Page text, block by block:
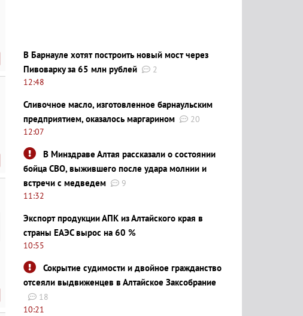
В Барнауле хотят построить новый мост через
Пивоварку за 65 млн рублей
2
12:48
Сливочное масло, изготовленное барнаульским
предприятием, оказалось маргарином
20
12:07
В Минздраве Алтая рассказали о состоянии
бойца СВО, выжившего после удара молнии и
встречи с медведем
9
11:32
Экспорт продукции АПК из Алтайского края в
страны ЕАЭС вырос на 60 %
10:55
Сокрытие судимости и двойное гражданство
отсеяли выдвиженцев в Алтайское Заксобрание
18
10:21